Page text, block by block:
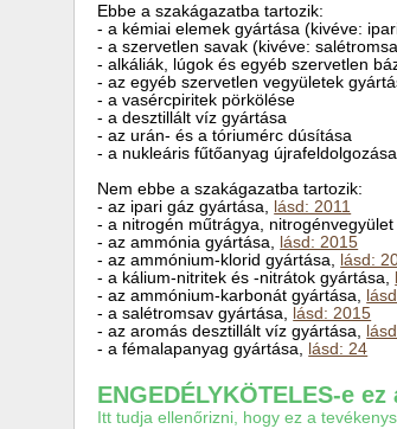
Ebbe a szakágazatba tartozik:
- a kémiai elemek gyártása (kivéve:
- a szervetlen savak (kivéve:
- alkáliák, lúgok és egyéb szervetlen
- az egyéb szervetlen vegyületek
- a vasércpiritek pörkölése
- a desztillált víz gyártása
- az urán- és a tóriumérc dúsítása
- a nukleáris fűtőanyag újrafeldolgozása
Nem ebbe a szakágazatba tartozik:
- az ipari gáz gyártása, lásd: 2011
- a nitrogén műtrágya, nitrogénvegyület
- az ammónia gyártása, lásd: 2015
- az ammónium-klorid gyártása, lásd:
- a kálium-nitritek és -nitrátok gyártása,
- az ammónium-karbonát gyártása,
- a salétromsav gyártása, lásd: 2015
- az aromás desztillált víz gyártása,
- a fémalapanyag gyártása, lásd: 24
ENGEDÉLYKÖTELES-e
Itt tudja ellenőrizni, hogy ez a